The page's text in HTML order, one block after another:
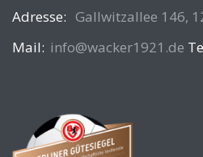
Adresse: Gallwitzallee 146,
Mail: info@wacker1921.de